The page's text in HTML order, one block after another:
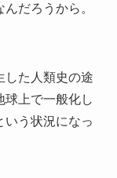
だろうから。
した人類史の途
球上で一般化し
いう状況になっ